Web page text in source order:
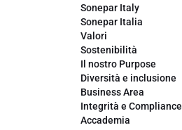
Sonepar Italy
Sonepar Italia
Valori
Sostenibilità
Il nostro Purpose
Diversità e inclusione
Business Area
Integrità e Compliance
Accademia